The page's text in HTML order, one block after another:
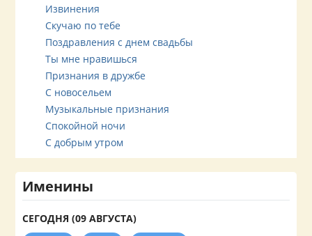
Извинения
Скучаю по тебе
Поздравления с днем свадьбы
Ты мне нравишься
Признания в дружбе
С новосельем
Музыкальные признания
Спокойной ночи
С добрым утром
Именины
СЕГОДНЯ (09 АВГУСТА)